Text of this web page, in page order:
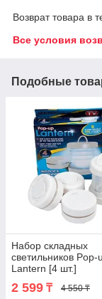
Возврат товара в
Все условия
Подобные
Набор складных
светильников Pop-
Lantern [4 шт.]
2 599 ₸ 4 550 ₸